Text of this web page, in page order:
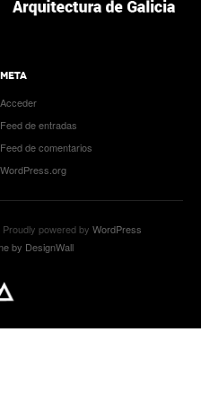
META
Acceder
Feed de entradas
Feed de comentarios
WordPress.org
. Proudly powered by WordPress
by DesignWall